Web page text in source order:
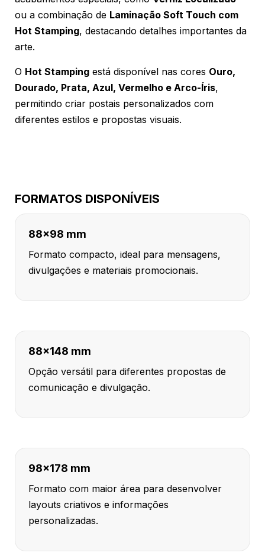
ou a combinação de Laminação Soft Touch com
Hot Stamping, destacando detalhes importantes da
arte.
O Hot Stamping está disponível nas cores Ouro,
Dourado, Prata, Azul, Vermelho e Arco-Íris,
permitindo criar postais personalizados com
diferentes estilos e propostas visuais.
FORMATOS DISPONÍVEIS
88x98 mm
Formato compacto, ideal para mensagens,
divulgações e materiais promocionais.
88x148 mm
Opção versátil para diferentes propostas de
comunicação e divulgação.
98x178 mm
Formato com maior área para desenvolver
layouts criativos e informações
personalizadas.